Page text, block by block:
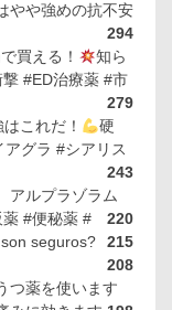
やや強めの抗不安
294
買える！
知ら
#ED治療薬 #市
279
これだ！
硬
アグラ #シアリス
243
アルプラゾラム
220
#便秘薬 #
215
seguros?
208
つ薬を使います